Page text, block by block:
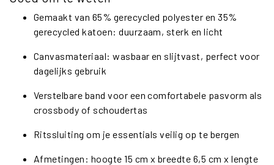
Gemaakt van 65% gerecycled polyester en 35%
gerecycled katoen: duurzaam, sterk en licht
Canvasmateriaal: wasbaar en slijtvast, perfect voor
dagelijks gebruik
Verstelbare band voor een comfortabele pasvorm als
crossbody of schoudertas
Ritssluiting om je essentials veilig op te bergen
Afmetingen: hoogte 15 cm x breedte 6,5 cm x lengte